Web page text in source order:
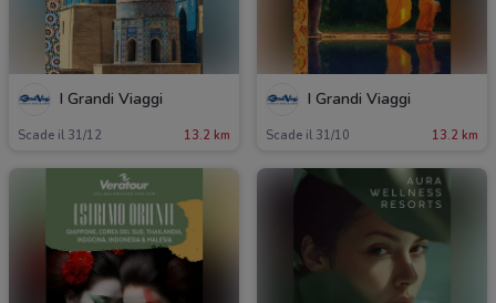
I Grandi Viaggi
Scade il 31/12 13.2 km
I Grandi Viaggi
Scade il 31/10 13.2 km